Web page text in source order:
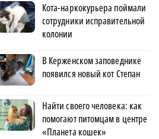
Кота-наркокурьера поймали
сотрудники исправительной
колонии
В Керженском заповеднике
появился новый кот Степан
Найти своего человека: как
помогают питомцам в центре
«Планета кошек»